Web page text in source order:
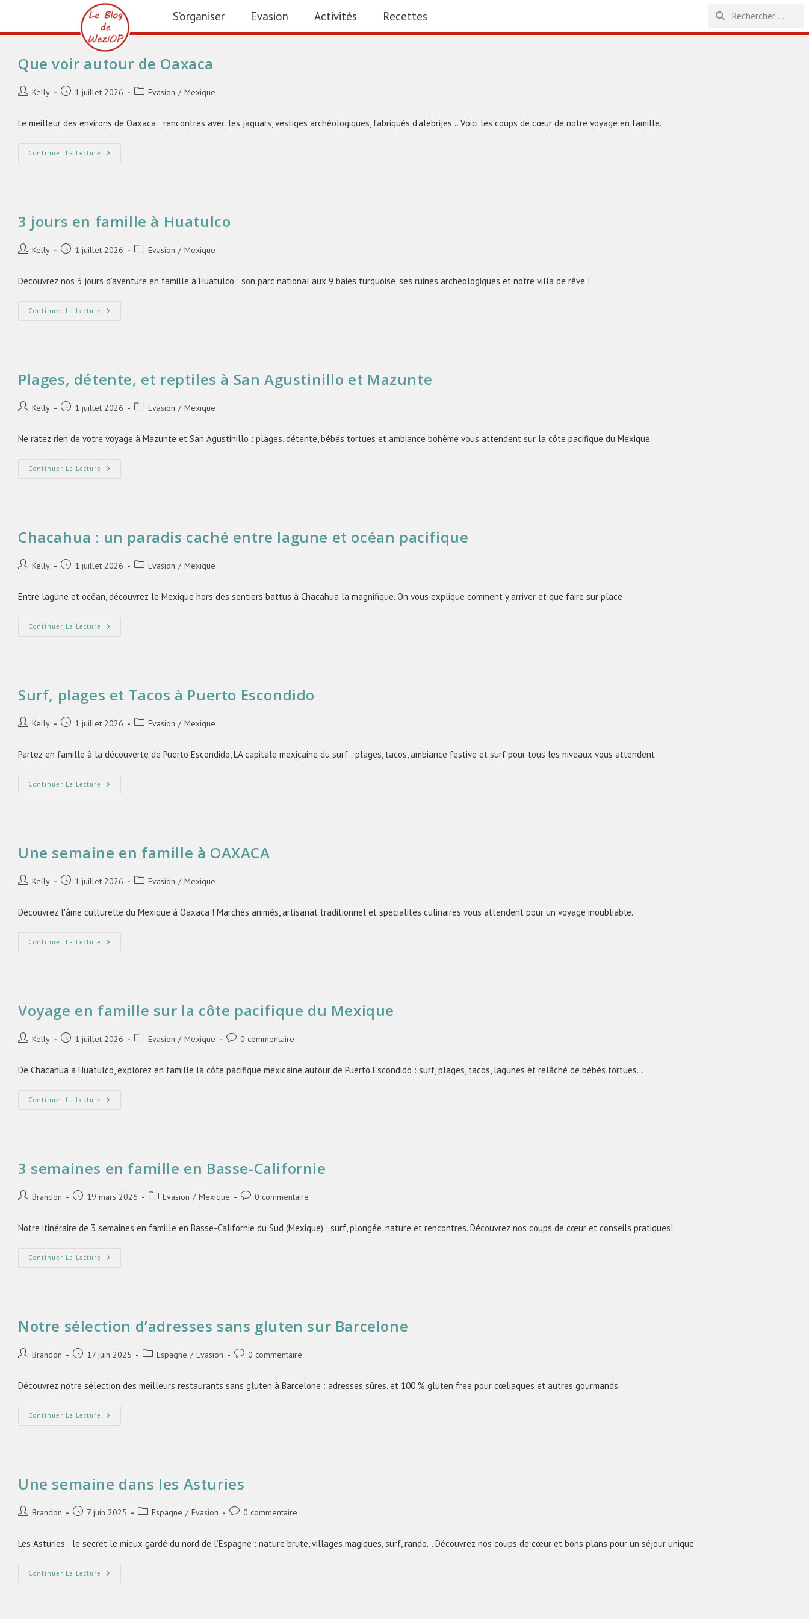
S’organiser Evasion Activités Recettes
Que voir autour de Oaxaca
Kelly 1 juillet 2026 Evasion / Mexique
Le meilleur des environs de Oaxaca : rencontres avec les jaguars, vestiges archéologiques, fabriqués d'alebrijes... Voici les coups de cœur de notre voyage en famille.
Continuer La Lecture
3 jours en famille à Huatulco
Kelly 1 juillet 2026 Evasion / Mexique
Découvrez nos 3 jours d’aventure en famille à Huatulco : son parc national aux 9 baies turquoise, ses ruines archéologiques et notre villa de rêve !
Continuer La Lecture
Plages, détente, et reptiles à San Agustinillo et Mazunte
Kelly 1 juillet 2026 Evasion / Mexique
Ne ratez rien de votre voyage à Mazunte et San Agustinillo : plages, détente, bébés tortues et ambiance bohème vous attendent sur la côte pacifique du Mexique.
Continuer La Lecture
Chacahua : un paradis caché entre lagune et océan pacifique
Kelly 1 juillet 2026 Evasion / Mexique
Entre lagune et océan, découvrez le Mexique hors des sentiers battus à Chacahua la magnifique. On vous explique comment y arriver et que faire sur place
Continuer La Lecture
Surf, plages et Tacos à Puerto Escondido
Kelly 1 juillet 2026 Evasion / Mexique
Partez en famille à la découverte de Puerto Escondido, LA capitale mexicaine du surf : plages, tacos, ambiance festive et surf pour tous les niveaux vous attendent
Continuer La Lecture
Une semaine en famille à OAXACA
Kelly 1 juillet 2026 Evasion / Mexique
Découvrez l'âme culturelle du Mexique à Oaxaca ! Marchés animés, artisanat traditionnel et spécialités culinaires vous attendent pour un voyage inoubliable.
Continuer La Lecture
Voyage en famille sur la côte pacifique du Mexique
Kelly 1 juillet 2026 Evasion / Mexique 0 commentaire
De Chacahua a Huatulco, explorez en famille la côte pacifique mexicaine autour de Puerto Escondido : surf, plages, tacos, lagunes et relâché de bébés tortues…
Continuer La Lecture
3 semaines en famille en Basse-Californie
Brandon 19 mars 2026 Evasion / Mexique 0 commentaire
Notre itinéraire de 3 semaines en famille en Basse-Californie du Sud (Mexique) : surf, plongée, nature et rencontres. Découvrez nos coups de cœur et conseils pratiques!
Continuer La Lecture
Notre sélection d’adresses sans gluten sur Barcelone
Brandon 17 juin 2025 Espagne / Evasion 0 commentaire
Découvrez notre sélection des meilleurs restaurants sans gluten à Barcelone : adresses sûres, et 100 % gluten free pour cœliaques et autres gourmands.
Continuer La Lecture
Une semaine dans les Asturies
Brandon 7 juin 2025 Espagne / Evasion 0 commentaire
Les Asturies : le secret le mieux gardé du nord de l’Espagne : nature brute, villages magiques, surf, rando… Découvrez nos coups de cœur et bons plans pour un séjour unique.
Continuer La Lecture